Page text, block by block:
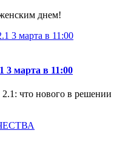
днем!
3 марта в 11:00
что нового в решении